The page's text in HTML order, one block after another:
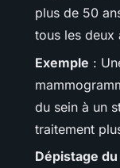
plus de 50
tous les deux
Exemple :
du sein à un
traitement
Dépistage